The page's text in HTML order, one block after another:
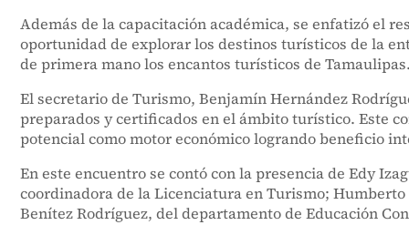
Además de la capacitación académica, se enfatizó el
oportunidad de explorar los destinos turísticos de la
de primera mano los encantos turísticos de
El secretario de Turismo, Benjamín Hernández
preparados y certificados en el ámbito turístico. Este
potencial como motor económico logrando beneficio
En este encuentro se contó con la presencia de Edy
coordinadora de la Licenciatura en Turismo;
Benítez Rodríguez, del departamento de Educación